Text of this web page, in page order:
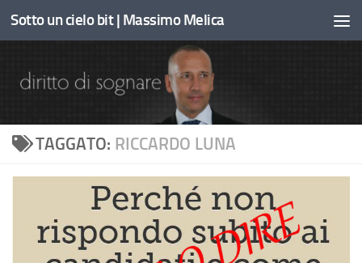
Sotto il contenuto
Sotto un cielo bit | Massimo Melica
TAGGATO: RICCARDO LUNA